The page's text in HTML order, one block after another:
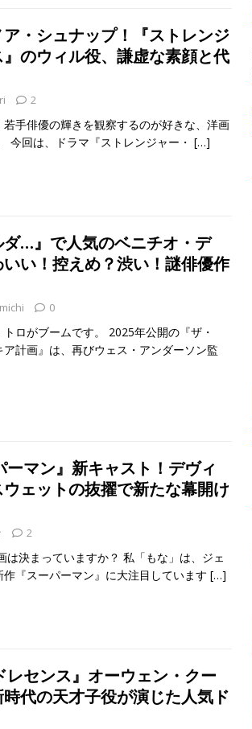
・シュナップ！『ストレンジ
のウィル役、謙虚な素顔と代
2
手俳優の輝きを観察するのが好きな、洋画
今回は、ドラマ『ストレンジャー・ […]
ダ…』で人気のベニチオ・デ
い！控えめ？渋い！謎俳優作
0
ロがブームです。 2025年公開の『ザ・
計画』は、再びウェス・アンダーソン監
ーマン』新キャスト！デヴィ
ェットの抜擢で新たな幕開け
2
は決まっていますか？ 私「もな」は、ジェ
『スーパーマン』に大注目しています […]
レセンス』オーウェン・クー
代の天才子役が演じた人気ド